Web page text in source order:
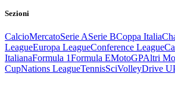
Sezioni
CalcioMercatoSerie ASerie BCoppa Italia
LeagueEuropa LeagueConference League
ItalianaFormula 1Formula EMotoGPAltri
CupNations LeagueTennisSciVolleyDrive